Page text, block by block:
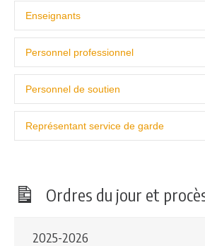
Enseignants
Personnel professionnel
Personnel de soutien
Représentant service de garde
Ordres du jour et
2025-2026